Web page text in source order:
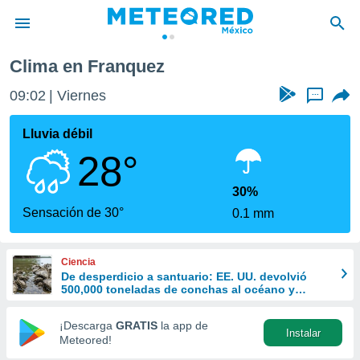
de
ha sido
para
que se
calidad.
a este
las
y
forma
digital
basada
Clima en Franquez
09:02 Viernes ...
Lluvia débil
28°
Sensación de 30°
30%
0.1 mm
Ciencia
De desperdicio a santuario: EE. UU. devolvió
500,000 toneladas de conchas al océano y
¡Descarga GRATIS la app de
Meteored!
Instalar